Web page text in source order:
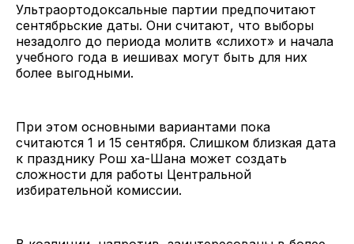
Ультраортодоксальные партии предпочитают
сентябрьские даты. Они считают, что выборы
незадолго до периода молитв «слихот» и начала
учебного года в иешивах могут быть для них
более выгодными.
При этом основными вариантами пока
считаются 1 и 15 сентября. Слишком близкая дата
к празднику Рош ха-Шана может создать
сложности для работы Центральной
избирательной комиссии.